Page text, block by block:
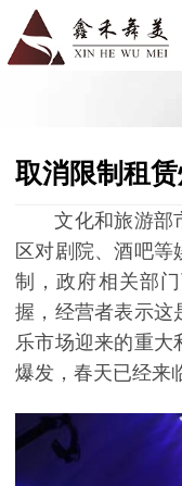
取消限制租
文化和旅游部
区对剧院、酒吧等
制，政府相关部
握，经营者表示这
乐市场迎来的重大
爆发，春天已经来